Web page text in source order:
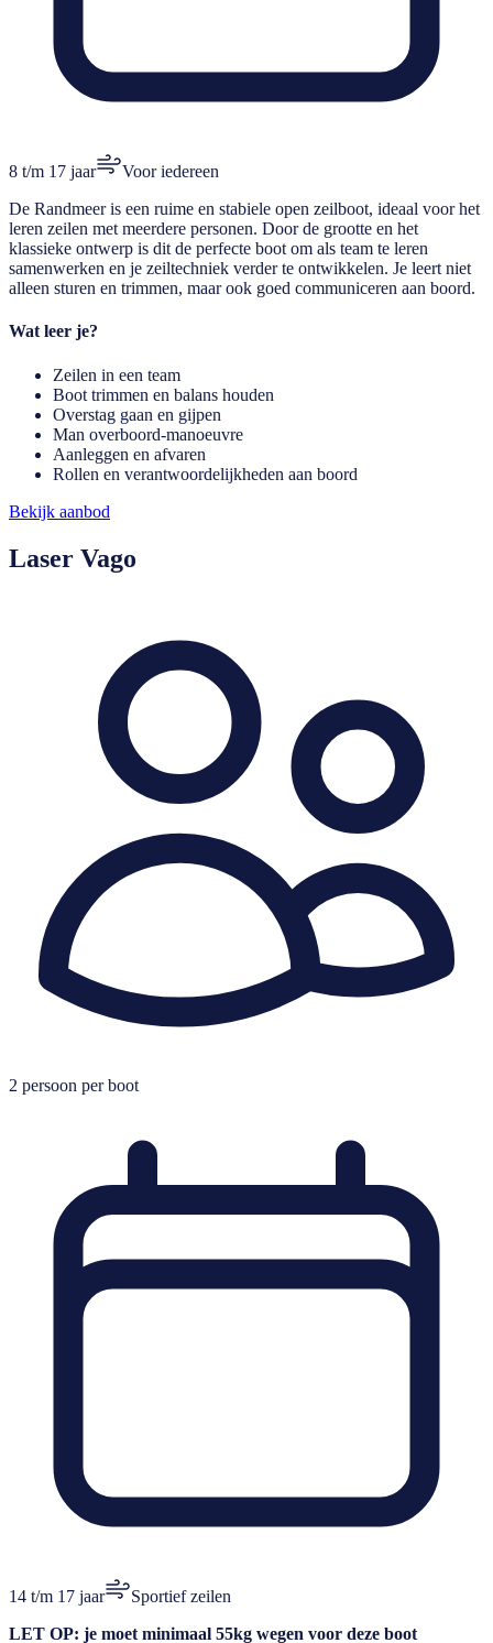
8 t/m 17 jaar
Voor iedereen
De Randmeer is een ruime en stabiele open zeilboot, ideaal voor het
leren zeilen met meerdere personen. Door de grootte en het
klassieke ontwerp is dit de perfecte boot om als team te leren
samenwerken en je zeiltechniek verder te ontwikkelen. Je leert niet
alleen sturen en trimmen, maar ook goed communiceren aan boord.
Wat leer je?
Zeilen in een team
Boot trimmen en balans houden
Overstag gaan en gijpen
Man overboord-manoeuvre
Aanleggen en afvaren
Rollen en verantwoordelijkheden aan boord
Bekijk aanbod
Laser Vago
2 persoon per boot
14 t/m 17 jaar
Sportief zeilen
LET OP: je moet minimaal 55kg wegen voor deze boot